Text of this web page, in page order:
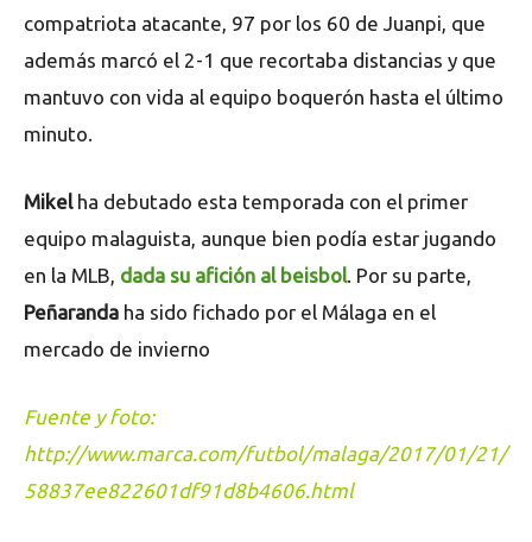
compatriota atacante, 97 por los 60 de Juanpi, que
además marcó el 2-1 que recortaba distancias y que
mantuvo con vida al equipo boquerón hasta el último
minuto.
Mikelha debutado esta temporada con el primer
equipo malaguista, aunque bien podía estar jugando
en la MLB, dada su afición al beisbol. Por su parte,
Peñaranda ha sido fichado por el Málaga en el
mercado de invierno
Fuente y foto:
http://www.marca.com/futbol/malaga/2017/01/21/
58837ee822601df91d8b4606.html